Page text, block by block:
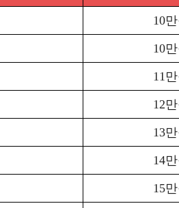
10
10
11
12
13
14
15